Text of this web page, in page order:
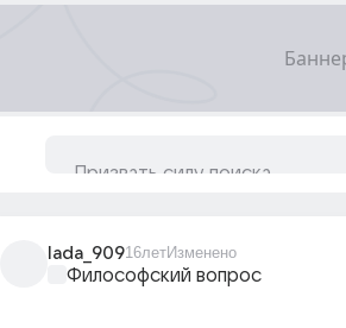
lada_90916летИзменено
Философский вопрос